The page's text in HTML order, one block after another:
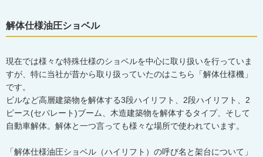
解体仕様油圧ショベル
現在では様々な特殊仕様のショベルを中心に取り扱いを行っていま
すが、特に当社が昔から取り扱っていたのはこちら「解体仕様機」
です。
ビルなど高層建築物を解体する3段ハイリフト、2段ハイリフト、2
ピース(セパレート)ブーム、木造建築物を解体するタイプ、そして
自動車解体。解体と一つ言っても様々な場所で使われています。
「解体仕様油圧ショベル（ハイリフト）の呼び名と架台について」